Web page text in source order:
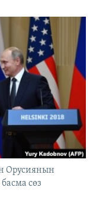
Орусиянын
сөз